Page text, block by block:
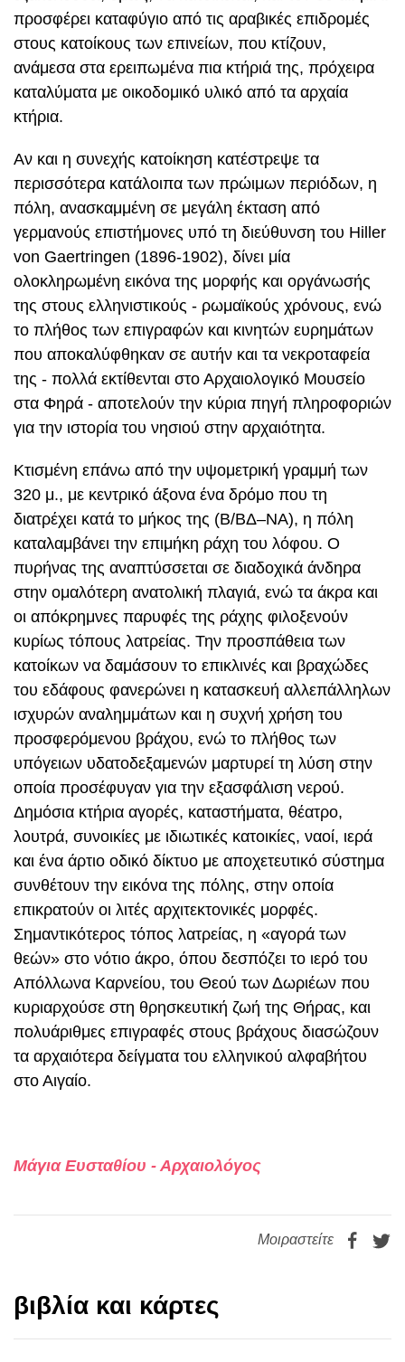
προσφέρει καταφύγιο από τις αραβικές επιδρομές
στους κατοίκους των επινείων, που κτίζουν,
ανάμεσα στα ερειπωμένα πια κτήριά της, πρόχειρα
καταλύματα με οικοδομικό υλικό από τα αρχαία
κτήρια.
Αν και η συνεχής κατοίκηση κατέστρεψε τα
περισσότερα κατάλοιπα των πρώιμων περιόδων, η
πόλη, ανασκαμμένη σε μεγάλη έκταση από
γερμανούς επιστήμονες υπό τη διεύθυνση του Hiller
von Gaertringen (1896-1902), δίνει μία
ολοκληρωμένη εικόνα της μορφής και οργάνωσής
της στους ελληνιστικούς - ρωμαϊκούς χρόνους, ενώ
το πλήθος των επιγραφών και κινητών ευρημάτων
που αποκαλύφθηκαν σε αυτήν και τα νεκροταφεία
της - πολλά εκτίθενται στο Αρχαιολογικό Μουσείο
στα Φηρά - αποτελούν την κύρια πηγή πληροφοριών
για την ιστορία του νησιού στην αρχαιότητα.
Κτισμένη επάνω από την υψομετρική γραμμή των
320 μ., με κεντρικό άξονα ένα δρόμο που τη
διατρέχει κατά το μήκος της (Β/ΒΔ–ΝΑ), η πόλη
καταλαμβάνει την επιμήκη ράχη του λόφου. Ο
πυρήνας της αναπτύσσεται σε διαδοχικά άνδηρα
στην ομαλότερη ανατολική πλαγιά, ενώ τα άκρα και
οι απόκρημνες παρυφές της ράχης φιλοξενούν
κυρίως τόπους λατρείας. Την προσπάθεια των
κατοίκων να δαμάσουν το επικλινές και βραχώδες
του εδάφους φανερώνει η κατασκευή αλλεπάλληλων
ισχυρών αναλημμάτων και η συχνή χρήση του
προσφερόμενου βράχου, ενώ το πλήθος των
υπόγειων υδατοδεξαμενών μαρτυρεί τη λύση στην
οποία προσέφυγαν για την εξασφάλιση νερού.
Δημόσια κτήρια αγορές, καταστήματα, θέατρο,
λουτρά, συνοικίες με ιδιωτικές κατοικίες, ναοί, ιερά
και ένα άρτιο οδικό δίκτυο με αποχετευτικό σύστημα
συνθέτουν την εικόνα της πόλης, στην οποία
επικρατούν οι λιτές αρχιτεκτονικές μορφές.
Σημαντικότερος τόπος λατρείας, η «αγορά των
θεών» στο νότιο άκρο, όπου δεσπόζει το ιερό του
Απόλλωνα Καρνείου, του Θεού των Δωριέων που
κυριαρχούσε στη θρησκευτική ζωή της Θήρας, και
πολυάριθμες επιγραφές στους βράχους διασώζουν
τα αρχαιότερα δείγματα του ελληνικού αλφαβήτου
στο Αιγαίο.
Μάγια Ευσταθίου - Αρχαιολόγος
Μοιραστείτε
βιβλία και κάρτες